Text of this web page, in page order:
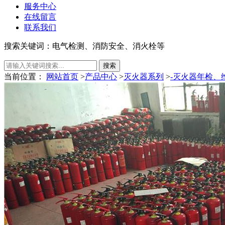
服务中心
在线留言
联系我们
搜索关键词：电气检测、消防安全、消火栓等
当前位置： 网站首页 >产品中心 >灭火器系列 >-灭火器年检、